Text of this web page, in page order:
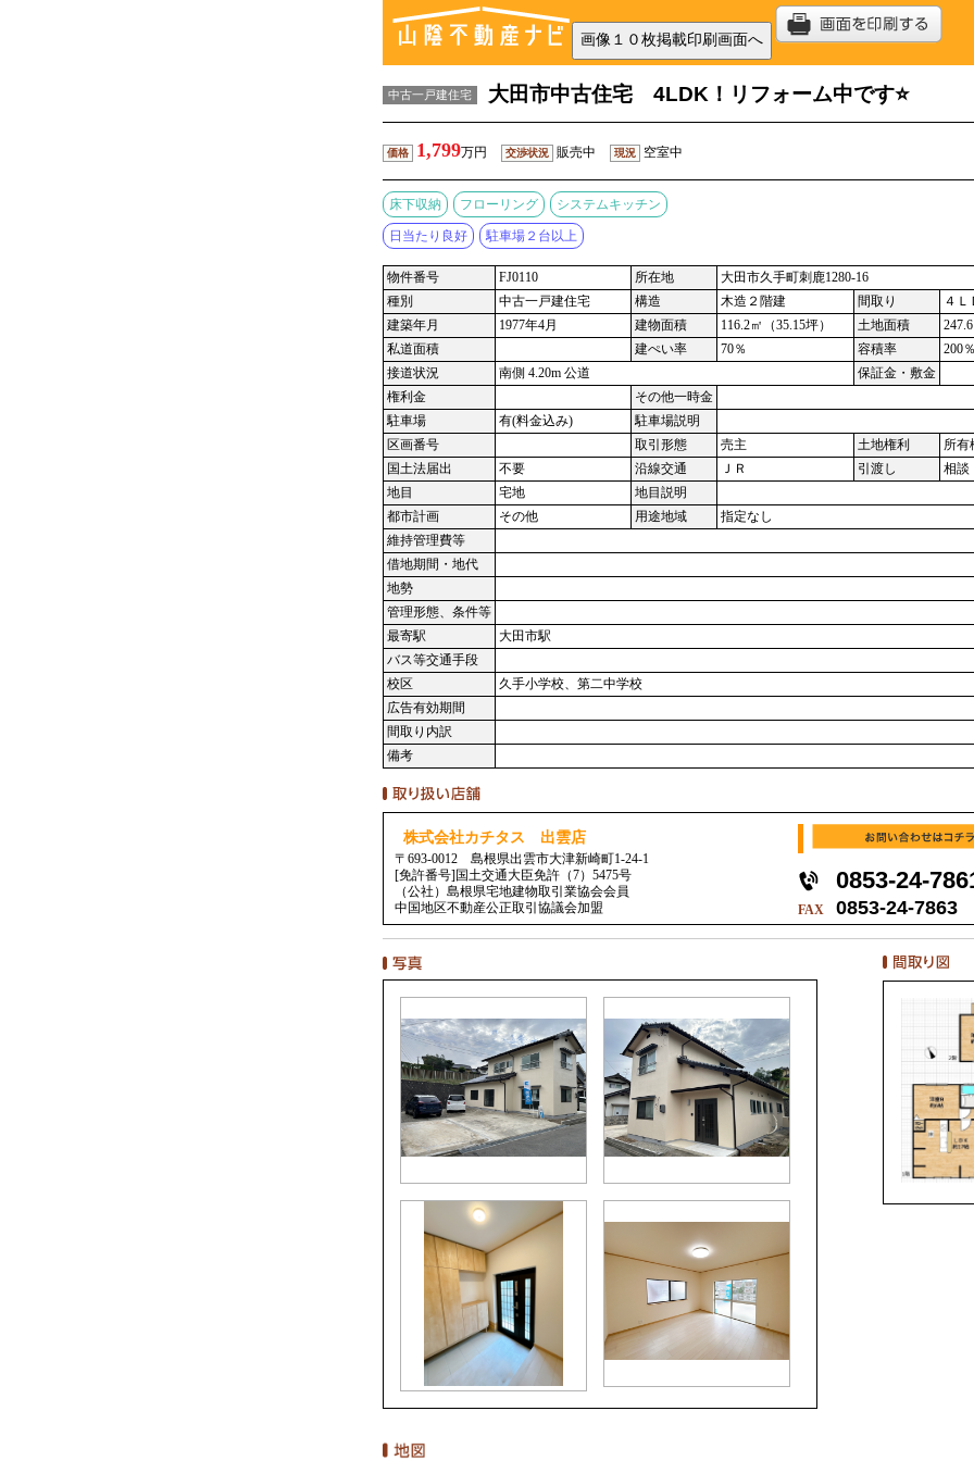
中古一戸建住宅 大田市中古住宅 4LDK！リフォーム中です⭐
価格 1,799万円 交渉状況 販売中 現況 空室中
床下収納 フローリング システムキッチン
日当たり良好 駐車場２台以上
物件番号 FJ0110 所在地
大田市久手町刺鹿1280-16
種別
中古一戸建住宅 構造 木造２階建 間取り
４Ｌ
建築年月
1977年4月 建物面積 116.2㎡（35.15坪） 土地面積
私道面積
建ぺい率 70％ 容積率
200
接道状況
南側 4.20m 公道
保証金・敷金
権利金
その他一時金
駐車場
有(料金込み)
駐車場説明
区画番号
取引形態 売主 土地権利
所有
国土法届出
不要 沿線交通 ＪＲ 引渡し
相談
地目
宅地
地目説明
都市計画
その他 用途地域
指定なし
維持管理費等
借地期間・地代
地勢
管理形態、条件等
最寄駅
大田市駅
バス等交通手段
校区
久手小学校、第二中学校
広告有効期間
間取り内訳
備考
株式会社カチタス 出雲店
〒693-0012 島根県出雲市大津新崎町1-24-1
[免許番号]国土交通大臣免許（7）5475号
（公社）島根県宅地建物取引業協会会員
中国地区不動産公正取引協議会加盟
0853-24-
FAX 0853-24-7863